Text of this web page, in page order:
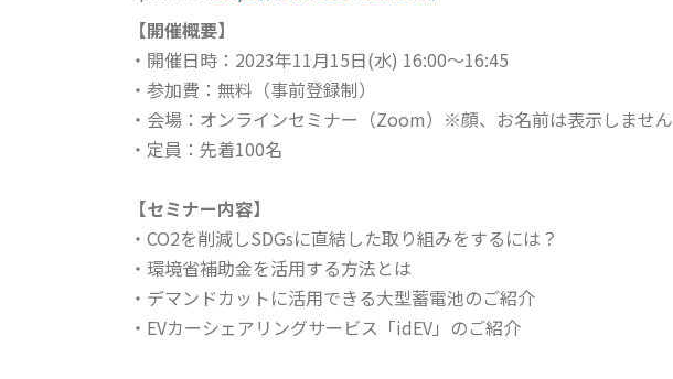
【開催概要】
・開催日時：2023年11月15日(水) 16:00～16:45
・参加費：無料（事前登録制）
・会場：オンラインセミナー（Zoom）※顔、お名前は表示しません
・定員：先着100名
【セミナー内容】
・CO2を削減しSDGsに直結した取り組みをするには？
・環境省補助金を活用する方法とは
・デマンドカットに活用できる大型蓄電池のご紹介
・EVカーシェアリングサービス「idEV」のご紹介